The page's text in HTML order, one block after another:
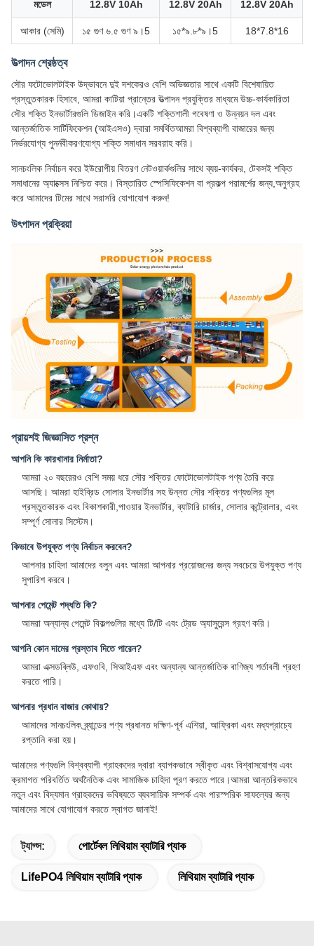
মডেল 12.8V 10Ah 12.8V 20Ah 12.8V 20Ah
আকার (সেমি) ১৫ গুণ ৬.৫ গুণ ৯।5 ১৫*৯.৮*৯।5 18*7.8*16
উত্পাদন শ্রেষ্ঠত্ব
সৌর ফটোভোলটাইক উদ্ভাবনে দুই দশকেরও বেশি অভিজ্ঞতার সাথে একটি বিশেষায়িত
প্রস্তুতকারক হিসাবে, আমরা কাটিয়া প্রান্তের উত্পাদন প্রযুক্তির মাধ্যমে উচ্চ-কার্যকারিতা
সৌর শক্তি ইনভার্টারগুলি ডিজাইন করি।একটি শক্তিশালী গবেষণা ও উন্নয়ন দল এবং
আন্তর্জাতিক সার্টিফিকেশন (আইএসও) দ্বারা সমর্থিতআমরা বিশ্বব্যাপী বাজারের জন্য
নির্ভরযোগ্য পুনর্নবীকরণযোগ্য শক্তি সমাধান সরবরাহ করি।
সানচংলিক নির্বাচন করে ইউরোপীয় বিতরণ নেটওয়ার্কগুলির সাথে ব্যয়-কার্যকর, টেকসই শক্তি
সমাধানের অ্যাক্সেস নিশ্চিত করে। বিস্তারিত স্পেসিফিকেশন বা প্রকল্প পরামর্শের জন্য,অনুগ্রহ
করে আমাদের টিমের সাথে সরাসরি যোগাযোগ করুন!
উৎপাদন প্রক্রিয়া
প্রায়শই জিজ্ঞাসিত প্রশ্ন
আপনি কি কারখানার নির্মাতা?
আমরা ২০ বছরেরও বেশি সময় ধরে সৌর শক্তির ফোটোভোলটাইক পণ্য তৈরি করে
আসছি। আমরা হাইব্রিড সোলার ইনভার্টার সহ উন্নত সৌর শক্তির পণ্যগুলির মূল
প্রস্তুতকারক এবং বিকাশকারী,পাওয়ার ইনভার্টার, ব্যাটারি চার্জার, সোলার কন্ট্রোলার, এবং
সম্পূর্ণ সোলার সিস্টেম।
কিভাবে উপযুক্ত পণ্য নির্বাচন করবেন?
আপনার চাহিদা আমাদের বলুন এবং আমরা আপনার প্রয়োজনের জন্য সবচেয়ে উপযুক্ত পণ্য
সুপারিশ করবে।
আপনার পেমেন্ট পদ্ধতি কি?
আমরা অন্যান্য পেমেন্ট বিকল্পগুলির মধ্যে টি/টি এবং ট্রেড অ্যাসুরেন্স গ্রহণ করি।
আপনি কোন দামের প্রস্তাব দিতে পারেন?
আমরা এক্সডব্লিউ, এফওবি, সিআইএফ এবং অন্যান্য আন্তর্জাতিক বাণিজ্য শর্তাবলী গ্রহণ
করতে পারি।
আপনার প্রধান বাজার কোথায়?
আমাদের সানচংলিক ব্র্যান্ডের পণ্য প্রধানত দক্ষিণ-পূর্ব এশিয়া, আফ্রিকা এবং মধ্যপ্রাচ্যে
রপ্তানি করা হয়।
আমাদের পণ্যগুলি বিশ্বব্যাপী গ্রাহকদের দ্বারা ব্যাপকভাবে স্বীকৃত এবং বিশ্বাসযোগ্য এবং
ক্রমাগত পরিবর্তিত অর্থনৈতিক এবং সামাজিক চাহিদা পূরণ করতে পারে।আমরা আন্তরিকভাবে
নতুন এবং বিদ্যমান গ্রাহকদের ভবিষ্যতে ব্যবসায়িক সম্পর্ক এবং পারস্পরিক সাফল্যের জন্য
আমাদের সাথে যোগাযোগ করতে স্বাগত জানাই!
ট্যাগ্স: পোর্টেবল লিথিয়াম ব্যাটারি প্যাক
LifePO4 লিথিয়াম ব্যাটারি প্যাক লিথিয়াম ব্যাটারি প্যাক